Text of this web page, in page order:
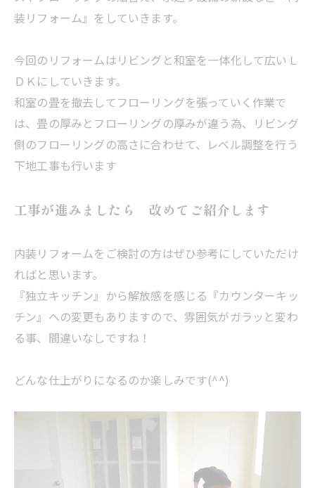
装リフォーム』をしていきます。
今回のリフォームはリビングと和室を一体化して広いＬ
ＤＫにしていきます。
和室の畳を撤去してフローリングを張っていく作業で
は、畳の厚みとフローリングの厚みが違う為、リビング
側のフローリングの高さに合わせて、レベル調整を行う
下地工事も行います
工事が進みましたら 改めてご紹介します
内装リフォームをご検討の方はぜひ参考にしていただけ
ればと思います。
『独立キッチン』から解放感を感じる『カウンターキッ
チン』への変更もありますので、雰囲気がガラッと変わ
る事、間違いなしですね！
どんな仕上がりになるのか楽しみです(^^)